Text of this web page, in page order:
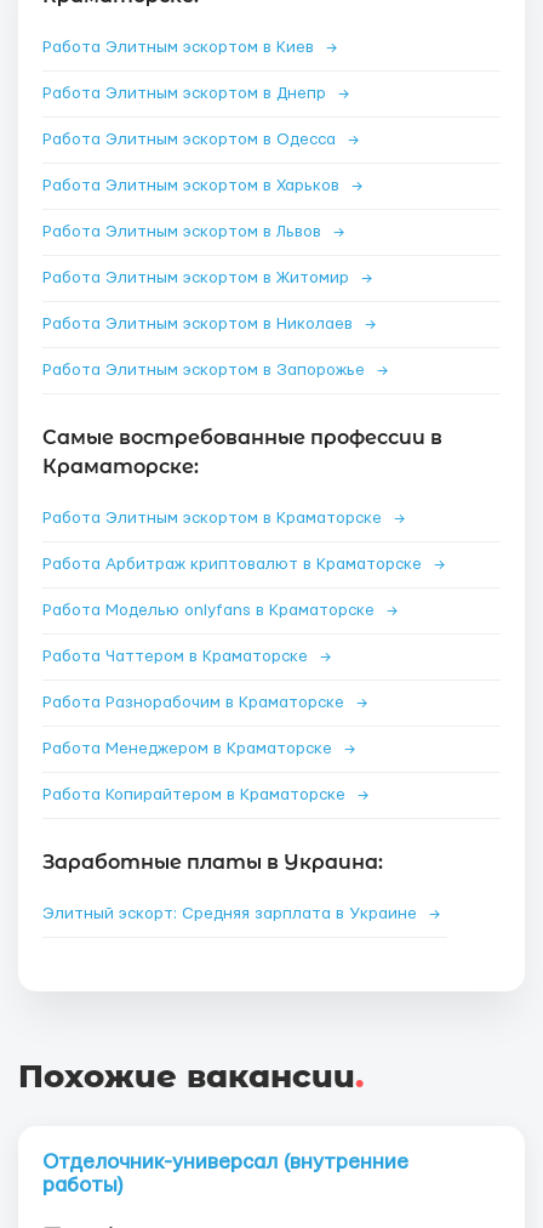
Работа Элитным эскортом в Киев →
Работа Элитным эскортом в Днепр →
Работа Элитным эскортом в Одесса →
Работа Элитным эскортом в Харьков →
Работа Элитным эскортом в Львов →
Работа Элитным эскортом в Житомир →
Работа Элитным эскортом в Николаев →
Работа Элитным эскортом в Запорожье →
Самые востребованные профессии в
Краматорске:
Работа Элитным эскортом в Краматорске →
Работа Арбитраж криптовалют в Краматорске →
Работа Моделью onlyfans в Краматорске →
Работа Чаттером в Краматорске →
Работа Разнорабочим в Краматорске →
Работа Менеджером в Краматорске →
Работа Копирайтером в Краматорске →
Заработные платы в Украина:
Элитный эскорт: Средняя зарплата в Украине →
Похожие вакансии.
Отделочник-универсал (внутренние
работы)